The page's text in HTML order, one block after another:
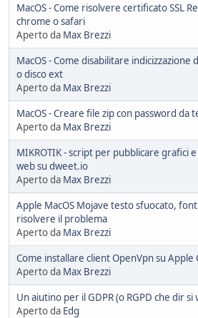
MacOS - Come risolvere certificato SSL
chrome o safari
Aperto da Max Brezzi
MacOS - Come disabilitare indicizzazione
o disco ext
Aperto da Max Brezzi
MacOS - Creare file zip con password da
Aperto da Max Brezzi
MIKROTIK - script per pubblicare grafici
web su dweet.io
Aperto da Max Brezzi
Apple MacOS Mojave testo sfuocato,
risolvere il problema
Aperto da Max Brezzi
Come installare client OpenVpn su Apple
Aperto da Max Brezzi
Un aiutino per il GDPR (o RGPD che dir si
Aperto da Edg